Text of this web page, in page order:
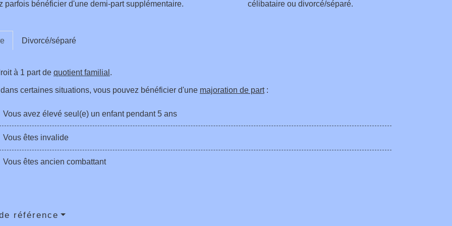
parfois bénéficier d'une demi-part supplémentaire.
célibataire ou divorcé/séparé.
Divorcé/séparé
à 1 part de quotient familial .
certaines situations, vous pouvez bénéficier d'une majoration de part:
Vous avez élevé seul(e) un enfant pendant 5 ans
Vous êtes invalide
Vous êtes ancien combattant
référence